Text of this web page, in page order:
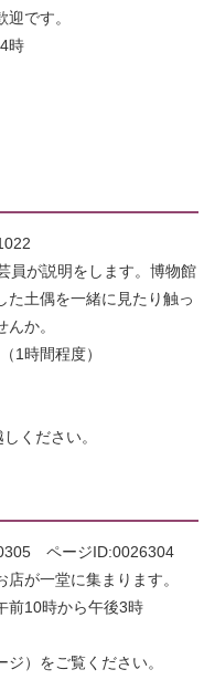
です。
時
員が説明をします。博物館
た土偶を一緒に見たり触っ
か。
時間程度）
ください。
ページID:0026304
が一堂に集まります。
10時から午後3時
）をご覧ください。